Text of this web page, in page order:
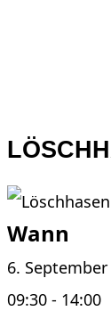
Wann
6.
09:30 - 14:00